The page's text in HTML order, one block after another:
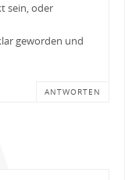
sein, oder
geworden und
ANTWORTEN